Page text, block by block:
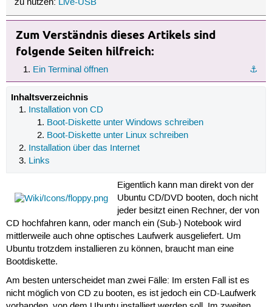
zu nutzen: Live-USB
Zum Verständnis dieses Artikels sind
folgende Seiten hilfreich:
⚓︎
Ein Terminal öffnen
Inhaltsverzeichnis
Installation von CD
Boot-Diskette unter Windows schreiben
Boot-Diskette unter Linux schreiben
Installation über das Internet
Links
Eigentlich kann man direkt von der
Ubuntu CD/DVD booten, doch nicht
jeder besitzt einen Rechner, der von
CD hochfahren kann, oder manch ein (Sub-) Notebook wird
mittlerweile auch ohne optisches Laufwerk ausgeliefert. Um
Ubuntu trotzdem installieren zu können, braucht man eine
Bootdiskette.
Am besten unterscheidet man zwei Fälle: Im ersten Fall ist es
nicht möglich von CD zu booten, es ist jedoch ein CD-Laufwerk